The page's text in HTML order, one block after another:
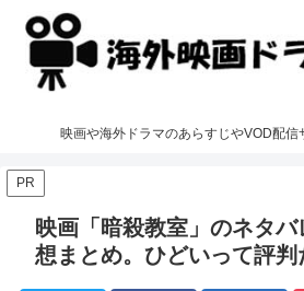
映画や海外ドラマのあらすじやVOD配信
PR
映画「暗殺教室」のネタ
想まとめ。ひどいって評判